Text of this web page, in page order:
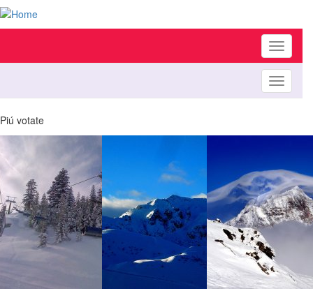
Toggle
Toggle
Piú votate